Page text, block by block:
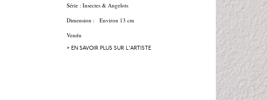
Série : Insectes & Angelots
Dimension : Environ 13 cm
Vendu
> EN SAVOIR PLUS SUR L'ARTISTE